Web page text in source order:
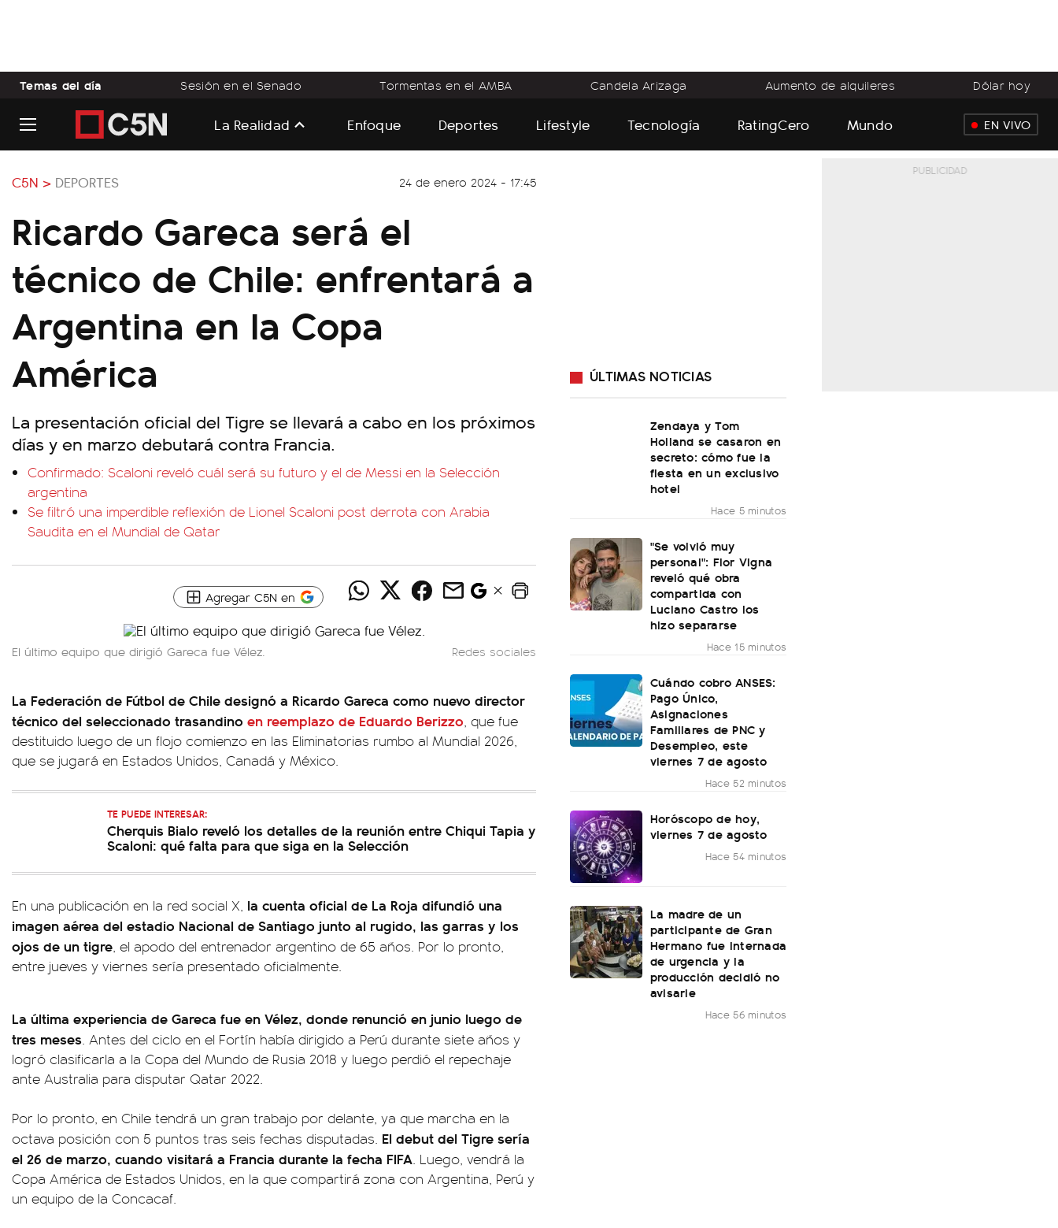
Temas del día Sesión en el Senado Tormentas en el AMBA Candela Arizaga Aumento de alquileres Dólar hoy
La Realidad Enfoque Deportes Lifestyle Tecnología RatingCero Mundo EN VIVO
C5N > DEPORTES 24 de enero 2024 - 17:45
Ricardo Gareca será el
técnico de Chile: enfrentará a
Argentina en la Copa
América
La presentación oficial del Tigre se llevará a cabo en los próximos
días y en marzo debutará contra Francia.
Confirmado: Scaloni reveló cuál será su futuro y el de Messi en la Selección
argentina
Se filtró una imperdible reflexión de Lionel Scaloni post derrota con Arabia
Saudita en el Mundial de Qatar
Agregar C5N en
El último equipo que dirigió Gareca fue Vélez. Redes sociales
La Federación de Fútbol de Chile designó a Ricardo Gareca como nuevo director
técnico del seleccionado trasandino en reemplazo de Eduardo Berizzo, que fue
destituido luego de un flojo comienzo en las Eliminatorias rumbo al Mundial 2026,
que se jugará en Estados Unidos, Canadá y México.
TE PUEDE INTERESAR:
Cherquis Bialo reveló los detalles de la reunión entre Chiqui Tapia y
Scaloni: qué falta para que siga en la Selección
En una publicación en la red social X, la cuenta oficial de La Roja difundió una
imagen aérea del estadio Nacional de Santiago junto al rugido, las garras y los
ojos de un tigre, el apodo del entrenador argentino de 65 años. Por lo pronto,
entre jueves y viernes sería presentado oficialmente.
La última experiencia de Gareca fue en Vélez, donde renunció en junio luego de
tres meses. Antes del ciclo en el Fortín había dirigido a Perú durante siete años y
logró clasificarla a la Copa del Mundo de Rusia 2018 y luego perdió el repechaje
ante Australia para disputar Qatar 2022.
Por lo pronto, en Chile tendrá un gran trabajo por delante, ya que marcha en la
octava posición con 5 puntos tras seis fechas disputadas. El debut del Tigre sería
el 26 de marzo, cuando visitará a Francia durante la fecha FIFA. Luego, vendrá la
Copa América de Estados Unidos, en la que compartirá zona con Argentina, Perú y
un equipo de la Concacaf.
ÚLTIMAS NOTICIAS
Zendaya y Tom
Holland se casaron en
secreto: cómo fue la
fiesta en un exclusivo
hotel
Hace 5 minutos
"Se volvió muy
personal": Flor Vigna
reveló qué obra
compartida con
Luciano Castro los
hizo separarse
Hace 15 minutos
Cuándo cobro ANSES:
Pago Único,
Asignaciones
Familiares de PNC y
Desempleo, este
viernes 7 de agosto
Hace 52 minutos
Horóscopo de hoy,
viernes 7 de agosto
Hace 54 minutos
La madre de un
participante de Gran
Hermano fue internada
de urgencia y la
producción decidió no
avisarle
Hace 56 minutos